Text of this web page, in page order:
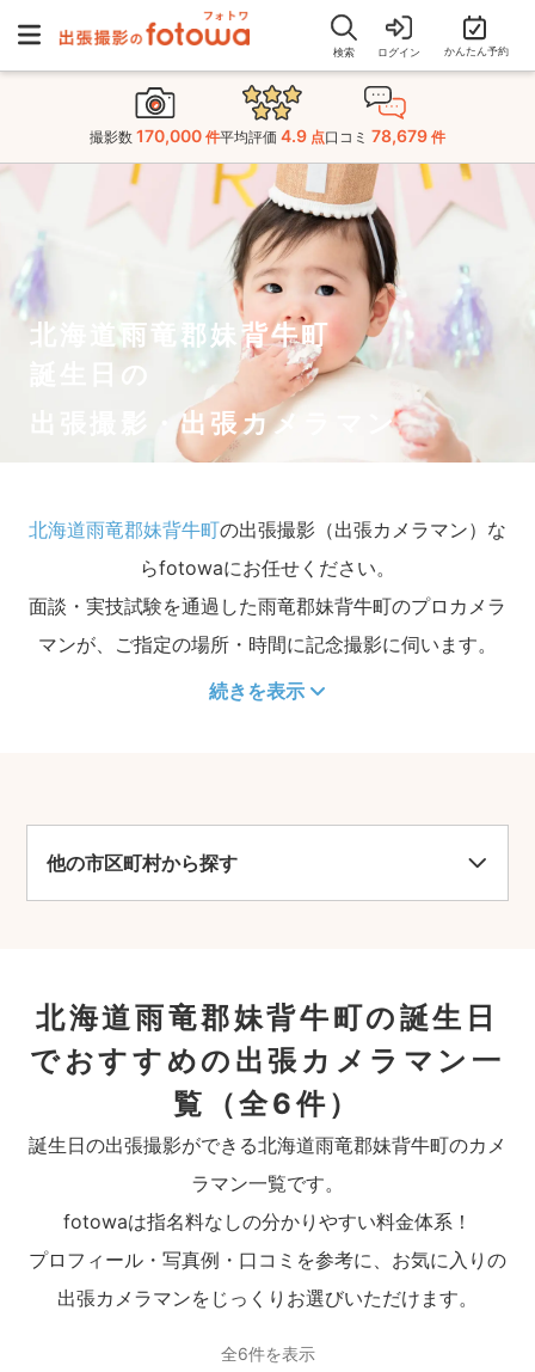
検索 ログイン かんたん予約
撮影数 170,000 件平均評価 4.9 点口コミ 78,679 件
北海道雨竜郡妹背牛町
誕生日の
出張撮影・出張カメラマン
北海道雨竜郡妹背牛町の出張撮影（出張カメラマン）な
らfotowaにお任せください。
面談・実技試験を通過した雨竜郡妹背牛町のプロカメラ
マンが、ご指定の場所・時間に記念撮影に伺います。
続きを表示
他の市区町村から探す
北海道雨竜郡妹背牛町の誕生日
でおすすめの出張カメラマン一
覧
（全6件）
誕生日の出張撮影ができる北海道雨竜郡妹背牛町のカメ
ラマン一覧です。
fotowaは指名料なしの分かりやすい料金体系！
プロフィール・写真例・口コミを参考に、お気に入りの
出張カメラマンをじっくりお選びいただけます。
全6件を表示